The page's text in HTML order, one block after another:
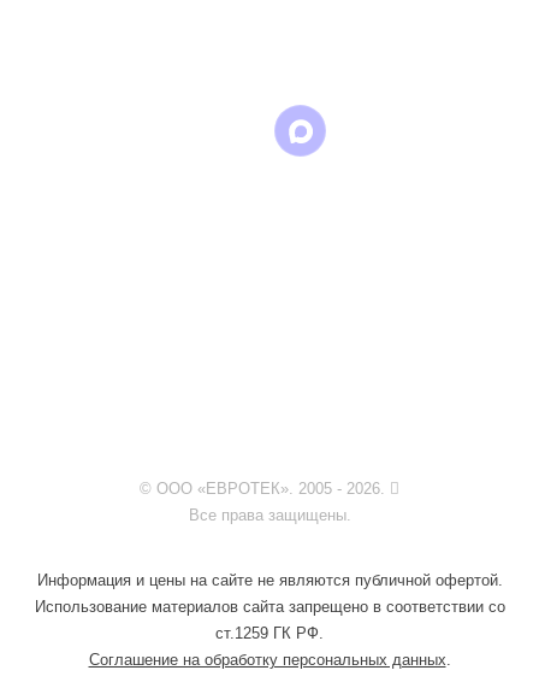
© ООО «ЕВРОТЕК». 2005 - 2026.
Все права защищены.
Информация и цены на сайте не являются публичной офертой.
Использование материалов сайта запрещено в соответствии со
ст.1259 ГК РФ.
Соглашение на обработку персональных данных